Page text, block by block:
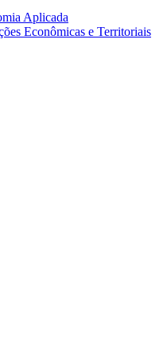
Aplicada
Econômicas e Territoriais